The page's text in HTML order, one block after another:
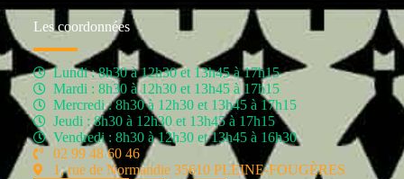
Les coordonnées
Lundi : 8h30 à 12h30 et 13h45 à 17h15
Mardi : 8h30 à 12h30 et 13h45 à 17h15
Mercredi : 8h30 à 12h30 et 13h45 à 17h15
Jeudi : 8h30 à 12h30 et 13h45 à 17h15
Vendredi : 8h30 à 12h30 et 13h45 à 16h30
02 99 48 60 46
1, rue de Normandie 35610 PLEINE-FOUGÈRES